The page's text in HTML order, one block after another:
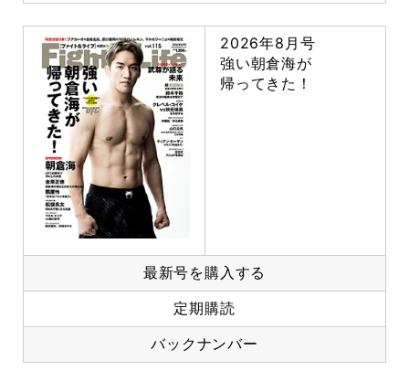
2026年8月号
強い朝倉海が
帰ってきた！
最新号を購入する
定期購読
バックナンバー